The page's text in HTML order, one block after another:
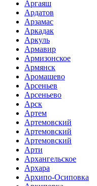
Аргаяш
Ардатов
Арзамас
Аркадак
Аркуль
Армавир
Армизонское
Армянск
Аромашево
Арсеньев
Арсеньево
Арск
Артем
Артемовский
Артемовский
Артемовский
Арти
Архангельское
Архара
Архипо-Осиповка